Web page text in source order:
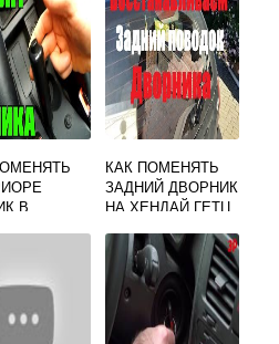
В
КАК ПОМЕНЯТЬ
ЗАДНИЙ ДВОРНИК
НА ХЕНДАЙ ГЕТЦ